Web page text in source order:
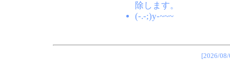
除します。
(-.-;)y-~~~
[2026/